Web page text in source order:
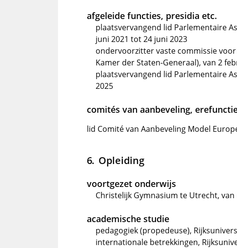
afgeleide functies, presidia etc.
plaatsvervangend lid Parlementaire
juni 2021 tot 24 juni 2023
ondervoorzitter vaste commissie
Kamer der Staten-Generaal), van 2
plaatsvervangend lid Parlementaire
2025
comités van aanbeveling,
lid Comité van Aanbeveling Model
Opleiding
voortgezet onderwijs
Christelijk Gymnasium te Utrecht, van
academische studie
pedagogiek (propedeuse),
internationale betrekkingen,